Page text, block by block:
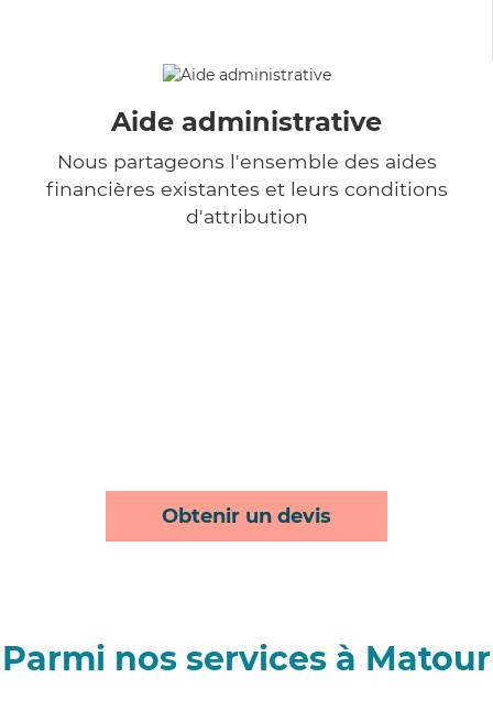
Aide administrative
Nous partageons l'ensemble des aides
financières existantes et leurs conditions
d'attribution
Obtenir un devis
Parmi nos services à Matour